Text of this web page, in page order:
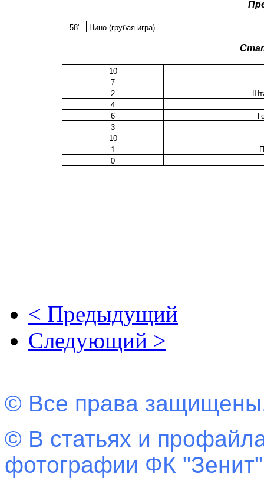
58' Нино (грубая игра)
10
7
2
4
6
3
10
1
0
< Предыдущий
Следующий >
© Все права
© В статьях и
фотографии ФК